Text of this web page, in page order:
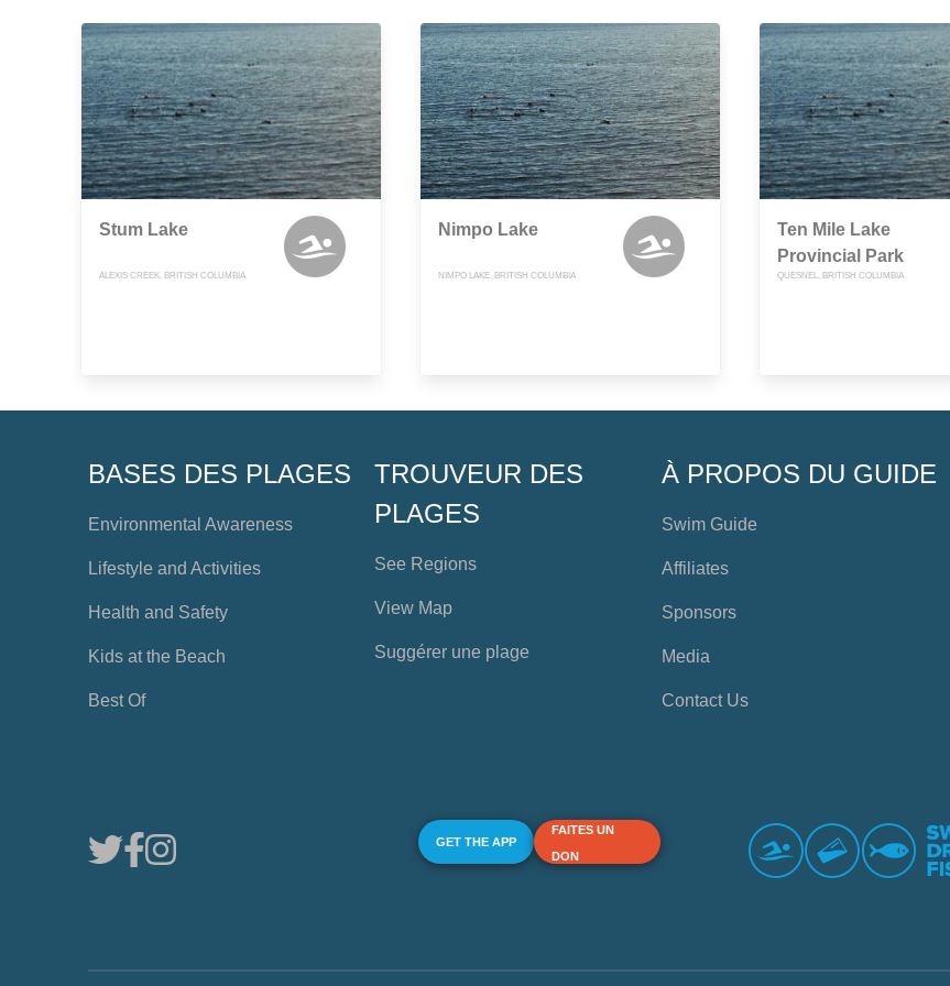
Stum Lake
ALEXIS CREEK, BRITISH COLUMBIA
Nimpo Lake
NIMPO LAKE, BRITISH COLUMBIA
Ten Mile Lake
Provincial Park
QUESNEL, BRITISH COLUMBIA
BASES DES PLAGES
Environmental Awareness
Lifestyle and Activities
Health and Safety
Kids at the Beach
Best Of
TROUVEUR DES
PLAGES
See Regions
View Map
Suggérer une plage
À PROPOS DU GUIDE
Swim Guide
Affiliates
Sponsors
Media
Contact Us
GET THE APP
FAITES UN
DON